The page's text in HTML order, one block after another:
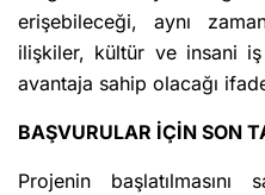
erişebileceği, aynı
ilişkiler, kültür ve insani
avantaja sahip olacağı
BAŞVURULAR İÇİN SON
Projenin